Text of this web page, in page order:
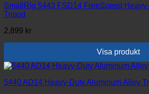
SmallRig 5443 FSD14 FreeSpeed
Tripod
2,899 kr
Visa produkt
5440 AD14 Heavy-Duty Aluminum Alloy